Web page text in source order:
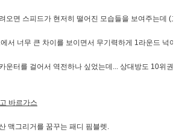
오면 스피드가 현저히 떨어진 모습들을 보여주는데 (
서 너무 큰 차이를 보이면서 무기력하게 1라운드 넉아
운터를 걸어서 역전하나 싶었는데... 상대방도 10위권
바르가스
맥그리거를 꿈꾸는 패디 핌블렛.